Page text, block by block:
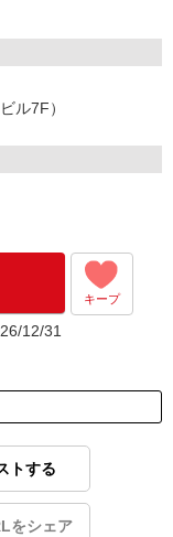
前提でのお仕事も可
ル7F）
キープ
12/31
トする
をシェア